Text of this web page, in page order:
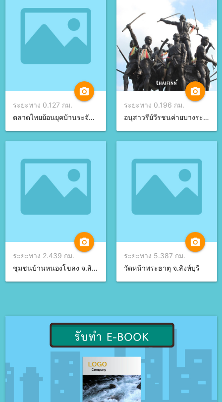
camera_alt
ระยะทาง 0.127 กม.
ตลาดไทยย้อนยุคบ้านระจัน จ.สิงห์บุรี
camera_alt
ระยะทาง 0.196 กม.
อนุสาวรีย์วีรชนค่ายบางระจัน จ.สิงห์บุรี
camera_alt
ระยะทาง 2.439 กม.
ชุมชนบ้านหนองโขลง จ.สิงห์บุรี
camera_alt
ระยะทาง 5.387 กม.
วัดหน้าพระธาตุ จ.สิงห์บุรี